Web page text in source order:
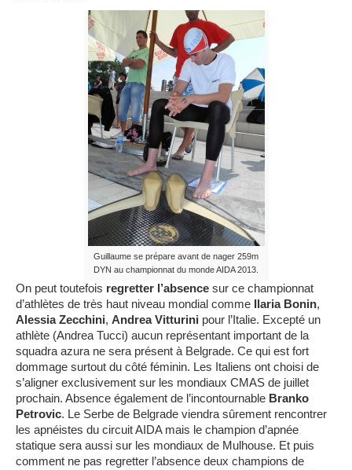
Guillaume se prépare avant de nager 259m
DYN au championnat du monde AIDA 2013.
On peut toutefois regretter l’absence sur ce championnat
d’athlètes de très haut niveau mondial comme Ilaria Bonin,
Alessia Zecchini, Andrea Vitturini pour l’Italie. Excepté un
athlète (Andrea Tucci) aucun représentant important de la
squadra azura ne sera présent à Belgrade. Ce qui est fort
dommage surtout du côté féminin. Les Italiens ont choisi de
s’aligner exclusivement sur les mondiaux CMAS de juillet
prochain. Absence également de l’incontournable Branko
Petrovic. Le Serbe de Belgrade viendra sûrement rencontrer
les apnéistes du circuit AIDA mais le champion d’apnée
statique sera aussi sur les mondiaux de Mulhouse. Et puis
comment ne pas regretter l’absence deux champions de